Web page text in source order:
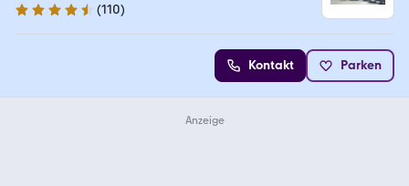
4.7 Sterne
(110)
Kontakt Parken